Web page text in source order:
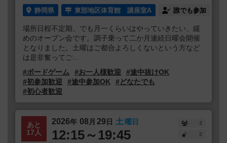
静岡県 東部地区体育館 講座室A 誰でも参加
場所日程不定期、でも月一くらいはやっていきたい、緩
めのオープン会です。調子乗って二か月連続日曜会開催
となりました。土曜はご都合よろしくないという方など
は是非奮ってご...
#ボードゲーム
#お一人様歓迎
#途中抜けOK
#初参加歓迎
#途中参加OK
#どなたでも
#初心者歓迎
あと
17人
2026年 08 月 29日 土曜日
12:15～19:45
3
2